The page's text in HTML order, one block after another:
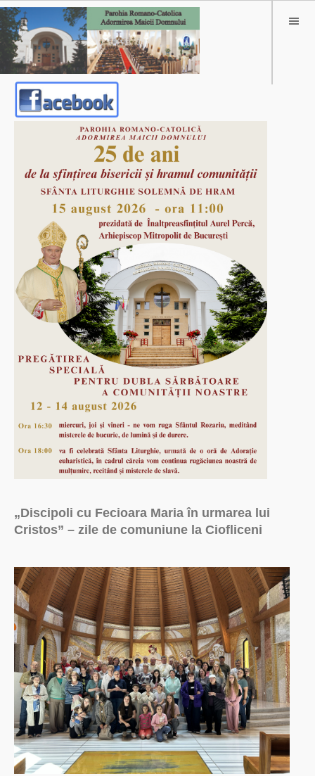
„Discipoli cu Fecioara Maria în urmarea lui
Cristos” – zile de comuniune la Ciofliceni